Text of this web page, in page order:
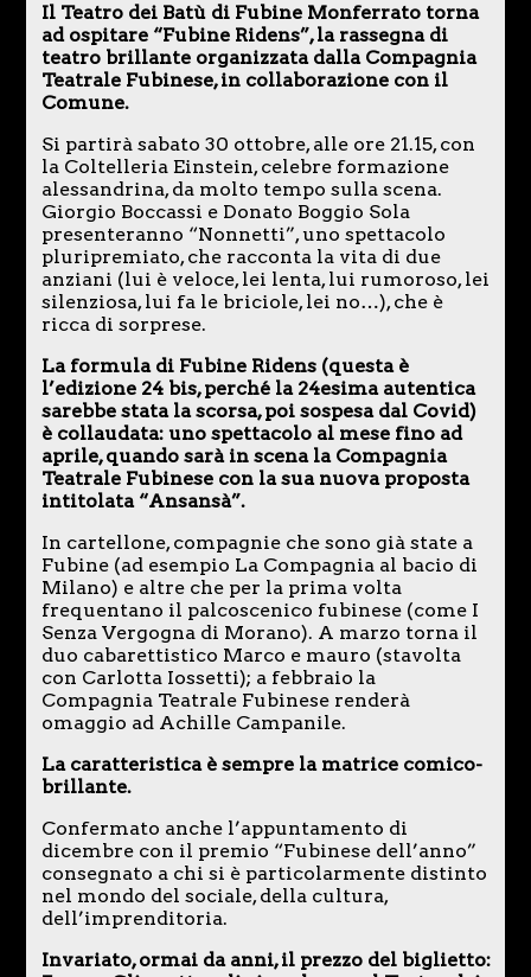
Il Teatro dei Batù di Fubine Monferrato torna
ad ospitare “Fubine Ridens”, la rassegna di
teatro brillante organizzata dalla Compagnia
Teatrale Fubinese, in collaborazione con il
Comune.
Si partirà sabato 30 ottobre, alle ore 21.15, con
la Coltelleria Einstein, celebre formazione
alessandrina, da molto tempo sulla scena.
Giorgio Boccassi e Donato Boggio Sola
presenteranno “Nonnetti”, uno spettacolo
pluripremiato, che racconta la vita di due
anziani (lui è veloce, lei lenta, lui rumoroso, lei
silenziosa, lui fa le briciole, lei no…), che è
ricca di sorprese.
La formula di Fubine Ridens (questa è
l’edizione 24 bis, perché la 24esima autentica
sarebbe stata la scorsa, poi sospesa dal Covid)
è collaudata: uno spettacolo al mese fino ad
aprile, quando sarà in scena la Compagnia
Teatrale Fubinese con la sua nuova proposta
intitolata “Ansansà”.
In cartellone, compagnie che sono già state a
Fubine (ad esempio La Compagnia al bacio di
Milano) e altre che per la prima volta
frequentano il palcoscenico fubinese (come I
Senza Vergogna di Morano). A marzo torna il
duo cabarettistico Marco e mauro (stavolta
con Carlotta Iossetti); a febbraio la
Compagnia Teatrale Fubinese renderà
omaggio ad Achille Campanile.
La caratteristica è sempre la matrice comico-
brillante.
Confermato anche l’appuntamento di
dicembre con il premio “Fubinese dell’anno”
consegnato a chi si è particolarmente distinto
nel mondo del sociale, della cultura,
dell’imprenditoria.
Invariato, ormai da anni, il prezzo del biglietto: